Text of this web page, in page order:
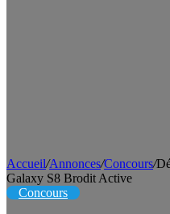
Accueil/Annonces/Concours/
Galaxy S8 Brodit Active
Concours